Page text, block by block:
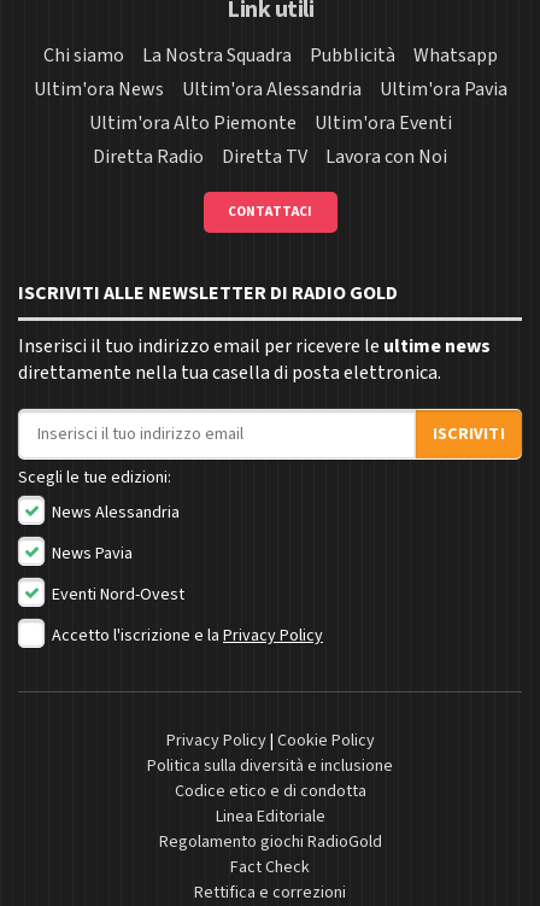
Link utili
Chi siamo La Nostra Squadra Pubblicità
Whatsapp
Ultim'ora News
Ultim'ora Alessandria
Ultim'ora Pavia
Ultim'ora Alto Piemonte
Ultim'ora Eventi
Diretta Radio
Diretta TV Lavora con Noi
CONTATTACI
ISCRIVITI ALLE NEWSLETTER DI RADIO GOLD
Inserisci il tuo indirizzo email per ricevere le ultime news
direttamente nella tua casella di posta elettronica.
Indirizzo email
ISCRIVITI
Scegli le tue edizioni:
News Alessandria
News Pavia
Eventi Nord-Ovest
Accetto l'iscrizione e la Privacy Policy
Privacy Policy| Cookie Policy
Politica sulla diversità e inclusione
Codice etico e di condotta
Linea Editoriale
Regolamento giochi RadioGold
Fact Check
Rettifica e correzioni